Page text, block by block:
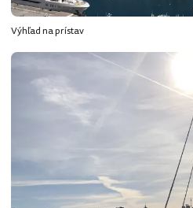
Výhľad na prístav